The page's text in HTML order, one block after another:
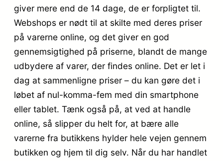
giver mere end de 14 dage, de er forpligtet til.
Webshops er nødt til at skilte med deres priser
på varerne online, og det giver en god
gennemsigtighed på priserne, blandt de mange
udbydere af varer, der findes online. Det er let i
dag at sammenligne priser – du kan gøre det i
løbet af nul-komma-fem med din smartphone
eller tablet. Tænk også på, at ved at handle
online, så slipper du helt for, at bære alle
varerne fra butikkens hylder hele vejen gennem
butikken og hjem til dig selv. Når du har handlet